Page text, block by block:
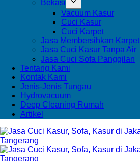
Bekasi
Vacuum Kasur
Cuci Kasur
Cuci Karpet
Jasa Membersihkan Karpet
Jasa Cuci Kasur Tanpa Air
Jasa Cuci Sofa Panggilan
Tentang Kami
Kontak Kami
Jenis-Jenis Tungau
Hydrovacuum
Deep Cleaning Rumah
Artikel